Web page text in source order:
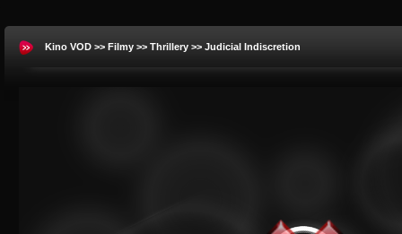
Kino VOD >> Filmy >> Thrillery >> Judicial Indiscretion